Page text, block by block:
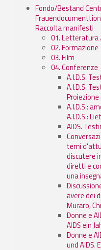
Fondo/Bestand
Raccolta manifesti
01. Letteratura
02. Formazione
03. Film
04. Conferenze
A.I.D.S.
A.I.D.S.
Proiezione
A.I.D.S.:
A.I.D.S.:
AIDS.
temi
discutere
diretti e
una
avere dei
Muraro,
Donne e
AIDS ein
Donne e
und AIDS.